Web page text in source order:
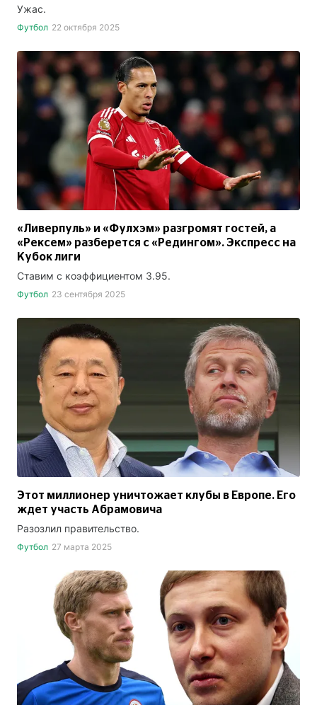
Ужас.
Футбол 22 октября 2025
«Ливерпуль» и «Фулхэм» разгромят гостей, а
«Рексем» разберется с «Редингом». Экспресс на
Кубок лиги
Ставим с коэффициентом 3.95.
Футбол 23 сентября 2025
Этот миллионер уничтожает клубы в Европе. Его
ждет участь Абрамовича
Разозлил правительство.
Футбол 27 марта 2025